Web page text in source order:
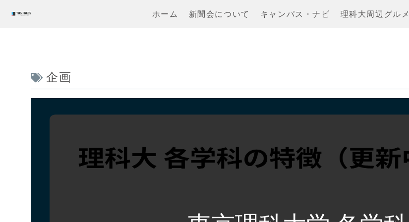
ホーム 新聞会について キャンパス・ナビ 理科大周辺グル
企画